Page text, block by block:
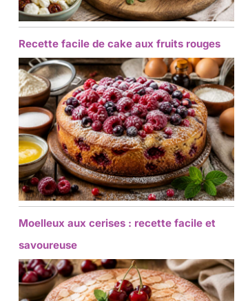
Recette facile de cake aux fruits rouges
Moelleux aux cerises : recette facile et
savoureuse